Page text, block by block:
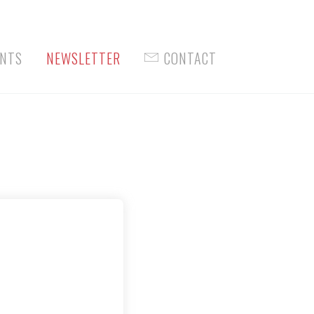
NEWSLETTER CONTACT